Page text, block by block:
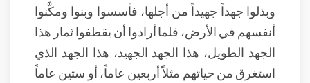
وبذلوا جهداً جهيداً من أجلها، فأسسوا وبنوا ومكَّنوا
أنفسهم في الأرض، فلما أرادوا أن يقطفوا ثمار هذا
الجهد الطويل، هذا الجهد الجهيد، هذا الجهد الذي
استغرق من حياتهم مثلاً أربعين عاماً، أو ستين عاماً